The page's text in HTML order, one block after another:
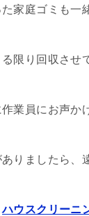
家庭ゴミも一
限り回収させ
業員にお声か
りましたら、
ハウスクリーニ